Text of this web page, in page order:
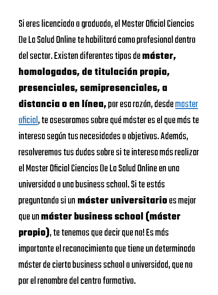
Si eres licenciado o graduado, el Master Oficial Ciencias
De La Salud Online te habilitará como profesional dentro
del sector. Existen diferentes tipos demáster,
homologados, de titulación propia,
presenciales, semipresenciales, a
distancia o en línea,por esa razón, desdemaster
oficial, te asesoramos sobre qué máster es el que más te
interesa según tus necesidades o objetivos. Además,
resolveremos tus dudas sobre si te interesa más realizar
el Master Oficial Ciencias De La Salud Online en una
universidad o una business school. Si te estás
preguntando si unmáster universitarioes mejor
que unmáster business school (máster
propio), te tenemos que decir que no! Es más
importante el reconocimiento que tiene un determinado
máster de cierta business school o universidad, que no
por el renombre del centro formativo.